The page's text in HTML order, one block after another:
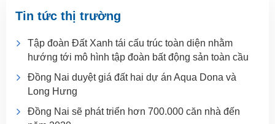
Tin tức thị trường
Tập đoàn Đất Xanh tái cấu trúc toàn diện nhằm
hướng tới mô hình tập đoàn bất động sản toàn cầu
Đồng Nai duyệt giá đất hai dự án Aqua Dona và
Long Hưng
Đồng Nai sẽ phát triển hơn 700.000 căn nhà đến